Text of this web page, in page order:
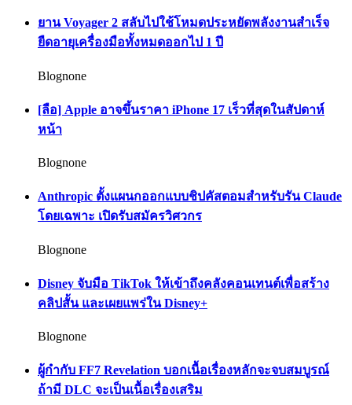
ยาน Voyager 2 สลับไปใช้โหมดประหยัดพลังงานสำเร็จ
ยืดอายุเครื่องมือทั้งหมดออกไป 1 ปี
Blognone
[ลือ] Apple อาจขึ้นราคา iPhone 17 เร็วที่สุดในสัปดาห์
หน้า
Blognone
Anthropic ตั้งแผนกออกแบบชิปคัสตอมสำหรับรัน Claude
โดยเฉพาะ เปิดรับสมัครวิศวกร
Blognone
Disney จับมือ TikTok ให้เข้าถึงคลังคอนเทนต์เพื่อสร้าง
คลิปสั้น และเผยแพร่ใน Disney+
Blognone
ผู้กำกับ FF7 Revelation บอกเนื้อเรื่องหลักจะจบสมบูรณ์
ถ้ามี DLC จะเป็นเนื้อเรื่องเสริม